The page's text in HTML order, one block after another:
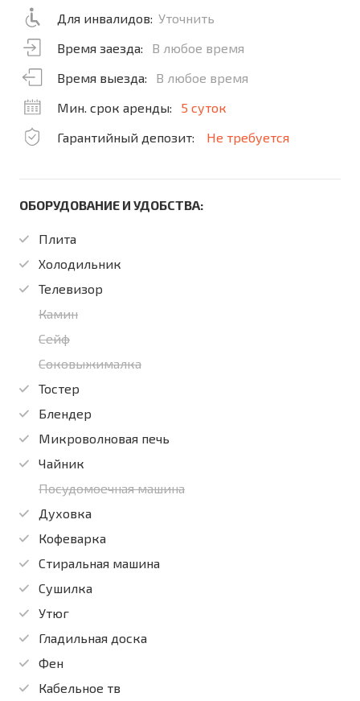
Для инвалидов: Уточнить
Время заезда:
В любое время
Время выезда:
В любое время
Мин. срок аренды:
5 суток
Гарантийный депозит:
Не требуется
ОБОРУДОВАНИЕ И УДОБСТВА:
Плита
Холодильник
Телевизор
Камин
Сейф
Соковыжималка
Тостер
Блендер
Микроволновая печь
Чайник
Посудомоечная машина
Духовка
Кофеварка
Стиральная машина
Сушилка
Утюг
Гладильная доска
Фен
Кабельное тв